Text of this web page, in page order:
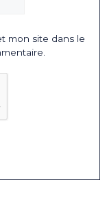
mon site dans le